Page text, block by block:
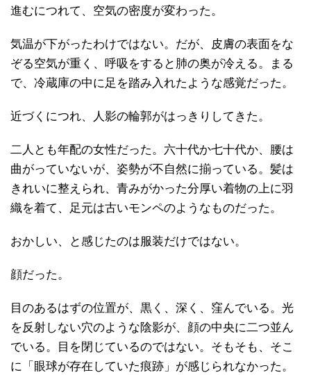
進むにつれて、空気の密度が変わった。
気温が下がったわけではない。だが、皮膚の表面をな
ぞる空気が重く、呼吸をすると肺の奥が冷える。まる
で、冷蔵庫の中に足を踏み入れたような感覚だった。
近づくにつれ、人影の輪郭がはっきりしてきた。
二人とも年配の女性だった。六十代か七十代か、腰は
曲がっていないが、姿勢が不自然に揃っている。髪は
きれいに整えられ、青みがかった分厚い着物の上に羽
織を着て、足元は古いモンペのようなものだった。
おかしい、と感じたのは服装だけではない。
顔だった。
目のあるはずの位置が、黒く、深く、窪んでいる。光
を反射しない穴のような陰影が、顔の中央に二つ並ん
でいる。目を閉じているのではない。そもそも、そこ
に「眼球が存在していた痕跡」が感じられなかった。